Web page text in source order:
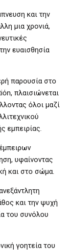
και την
μια χρονιά,
ευαισθησία
παρουσία στο
πλαισιώνεται
όλοι μαζί
εμπειρίας.
υφαίνοντας
και στο σώμα.
και την ψυχή
του συνόλου
γοητεία του